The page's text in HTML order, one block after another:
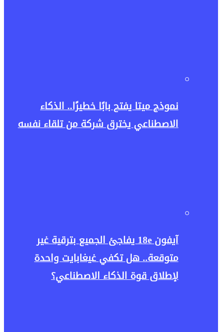
نموذج ميتا يفتح بابًا خطيرًا.. الذكاء
الاصطناعي يخترق شركة من تلقاء نفسه
آيفون 18e يفاجئ الجميع بترقية غير
متوقعة.. هل تكفي غيغابايت واحدة
لإطلاق قوة الذكاء الاصطناعي؟